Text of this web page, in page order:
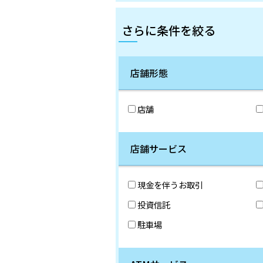
さらに条件を絞る
店舗形態
店舗
店舗サービス
現金を伴うお取引
投資信託
駐車場